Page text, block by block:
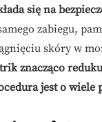
się na
zabiegu,
skóry w
znacząco
jest o wiele